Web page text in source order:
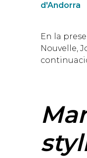
d'Andorra
En la
Nouvelle,